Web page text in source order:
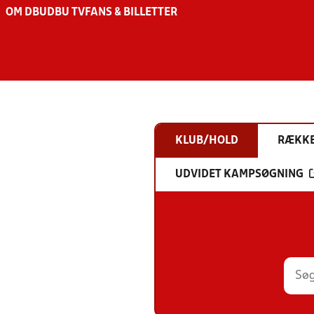
OM DBU DBU TV FANS & BILLETTER
KLUB/HOLD
UDVIDET KAMPSØGNING